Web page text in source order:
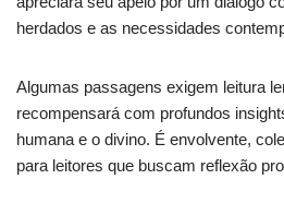
herdados e as necessidades
Algumas passagens exigem leitura
recompensará com profundos
humana e o divino. É envolvente,
para leitores que buscam reflexão